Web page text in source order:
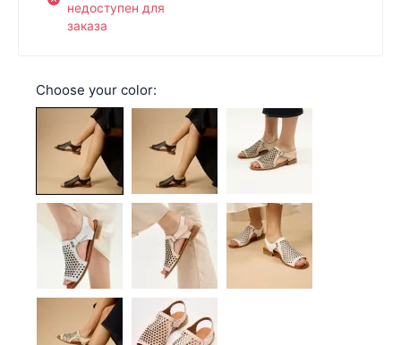
недоступен для
заказа
Choose your color: